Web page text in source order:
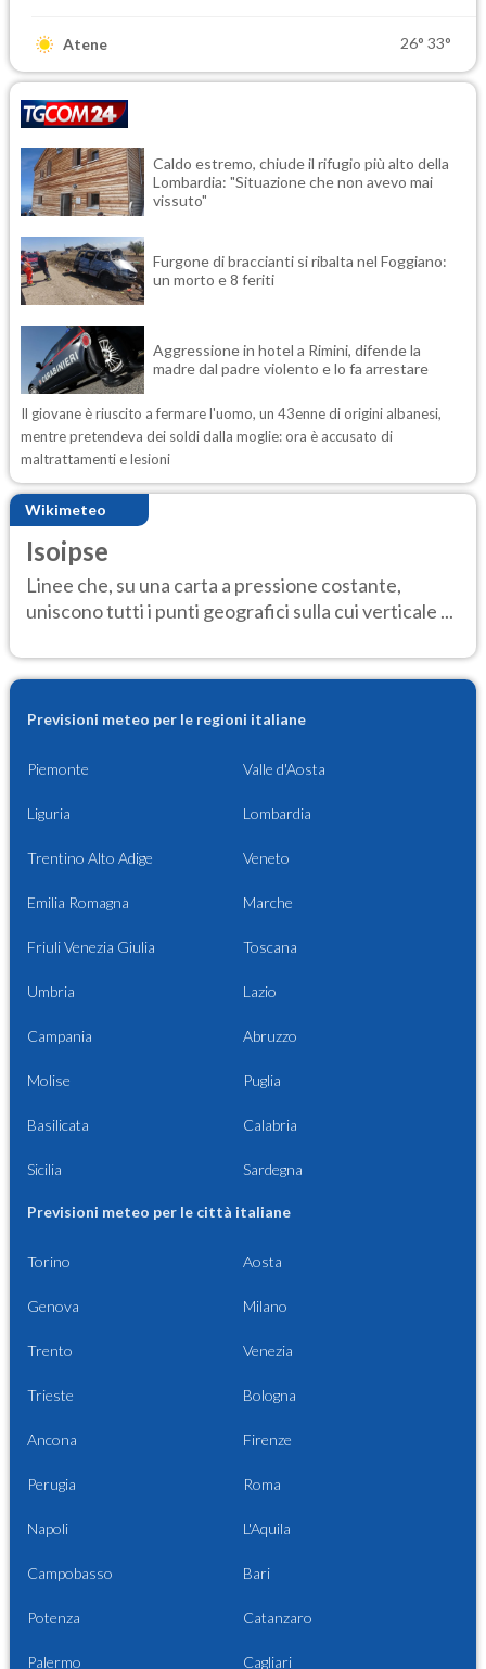
Atene 26° 33°
Caldo estremo, chiude il rifugio più alto della
Lombardia: "Situazione che non avevo mai
vissuto"
Furgone di braccianti si ribalta nel Foggiano:
un morto e 8 feriti
Aggressione in hotel a Rimini, difende la
madre dal padre violento e lo fa arrestare
Il giovane è riuscito a fermare l'uomo, un 43enne di origini albanesi,
mentre pretendeva dei soldi dalla moglie: ora è accusato di
maltrattamenti e lesioni
Wikimeteo
Isoipse
Linee che, su una carta a pressione costante,
uniscono tutti i punti geografici sulla cui verticale ...
Previsioni meteo per le regioni italiane
Piemonte Valle d'Aosta
Liguria Lombardia
Trentino Alto Adige Veneto
Emilia Romagna Marche
Friuli Venezia Giulia Toscana
Umbria Lazio
Campania Abruzzo
Molise Puglia
Basilicata Calabria
Sicilia Sardegna
Previsioni meteo per le città italiane
Torino Aosta
Genova Milano
Trento Venezia
Trieste Bologna
Ancona Firenze
Perugia Roma
Napoli L'Aquila
Campobasso Bari
Potenza Catanzaro
Palermo Cagliari